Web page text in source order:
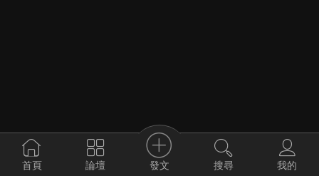
首頁 論壇 發文 搜尋 我的